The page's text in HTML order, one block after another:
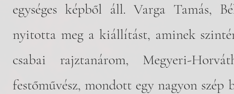
egységes képből áll. Varga Tamás,
nyitotta meg a kiállítást, aminek
csabai rajztanárom, Megyeri-
festőművész, mondott egy nagyon szép